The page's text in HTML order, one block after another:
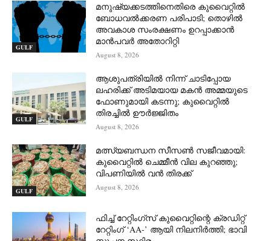
GULF
മനുഷ്യക്കടത്തിനെതിരെ കുവൈറ്റിൽ
ബോധവൽക്കരണ പരിപാടി; തൊഴിൽ
അവകാശ സംരക്ഷണം ഉറപ്പാക്കാൻ
മാൻപവർ അതോറിറ്റി
August 8, 2026
GULF
ആശുപത്രിയിൽ നിന്ന് ചാടിപ്പോയ
ലഹരിക്ക് അടിമയായ മകൻ അമ്മയുടെ
ഫോണുമായി കടന്നു; കുവൈറ്റിൽ
തിരച്ചിൽ ഊർജ്ജിതം
August 8, 2026
GULF
മത്സ്യബന്ധന സീസൺ സജീവമായി:
കുവൈറ്റിൽ ചെമ്മീൻ വില കുറഞ്ഞു;
വിപണിയിൽ വൻ തിരക്ക്
August 8, 2026
ഫിച്ച് റേറ്റിംഗ്സ് കുവൈറ്റിന്റെ ക്രഡിറ്റ്
റേറ്റിംഗ് ‘AA-’ ആയി നിലനിർത്തി; ഭാവി